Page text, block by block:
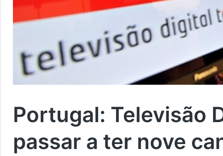
Portugal: Televisão
passar a ter nove